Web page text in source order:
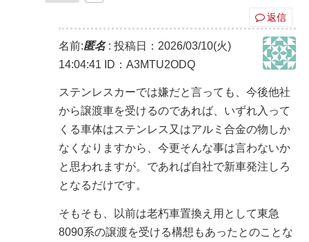
返信
名前:匿名: 投稿日：2026/03/10(火)
14:04:41
ID：A3MTU2ODQ
ステンレスカーでは嫌だと言っても、今後他社
から譲渡車を受けるのであれば、いずれ入って
くる車体はステンレス又はアルミ合金の物しか
なくなりますから、今更そんな事は言わないか
と思われますが。であれば自社で新車発注しろ
となるだけです。
そもそも、以前は老朽車置換え用として東急
8090系の譲渡を受ける構想もあったとのことな